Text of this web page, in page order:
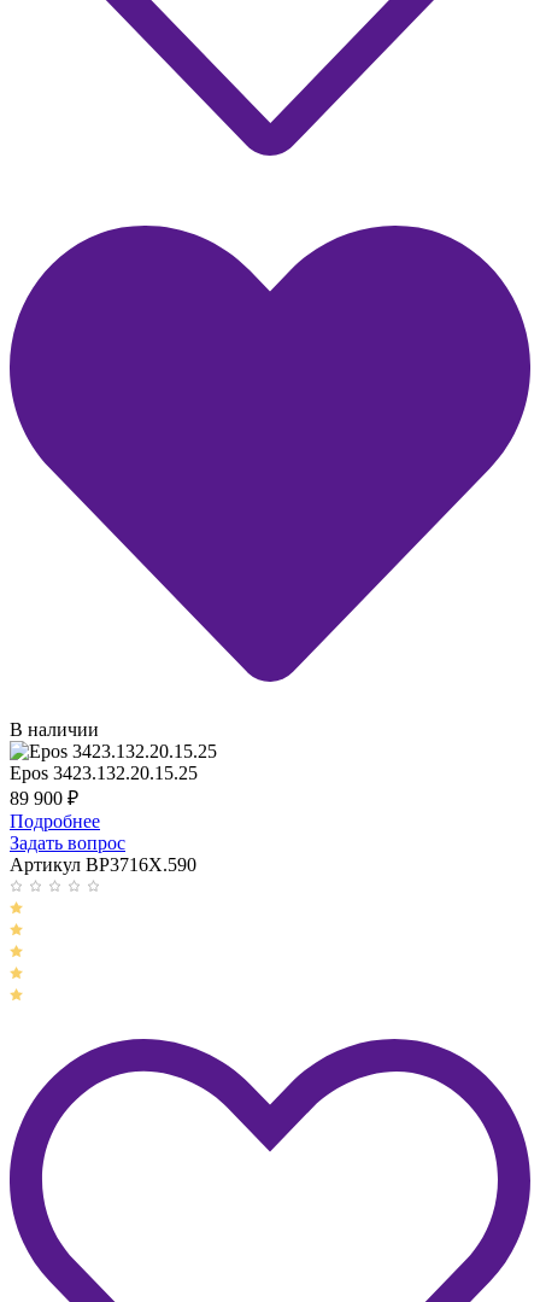
В наличии
Epos 3423.132.20.15.25
89 900 ₽
Подробнее
Задать вопрос
Артикул BP3716X.590